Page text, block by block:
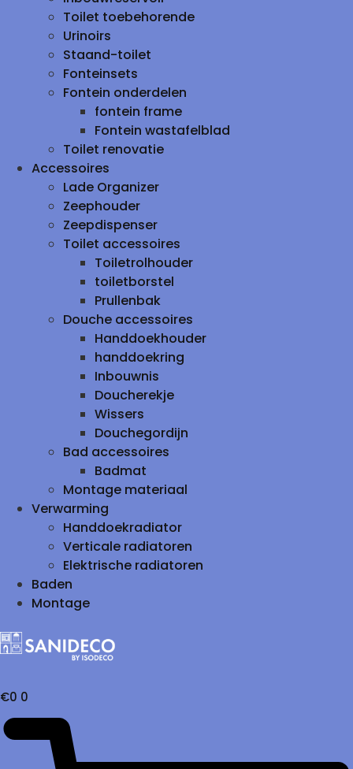
Toilet toebehorende
Urinoirs
Staand-toilet
Fonteinsets
Fontein onderdelen
fontein frame
Fontein wastafelblad
Toilet renovatie
Accessoires
Lade Organizer
Zeephouder
Zeepdispenser
Toilet accessoires
Toiletrolhouder
toiletborstel
Prullenbak
Douche accessoires
Handdoekhouder
handdoekring
Inbouwnis
Doucherekje
Wissers
Douchegordijn
Bad accessoires
Badmat
Montage materiaal
Verwarming
Handdoekradiator
Verticale radiatoren
Elektrische radiatoren
Baden
Montage
€0 0